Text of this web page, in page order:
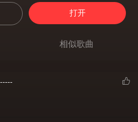
Clarity
清晰明了
we were meant to be
they gave me
打开
相似歌曲